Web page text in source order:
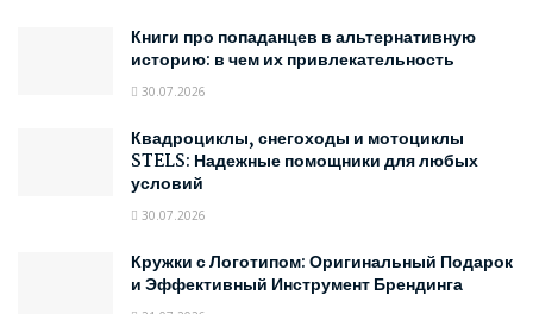
Книги про попаданцев в альтернативную
историю: в чем их привлекательность
30.07.2026
Квадроциклы, снегоходы и мотоциклы
STELS: Надежные помощники для любых
условий
30.07.2026
Кружки с Логотипом: Оригинальный Подарок
и Эффективный Инструмент Брендинга